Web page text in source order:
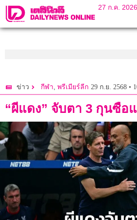
27 ก.ค. 2026
ข่าว กีฬา, พรีเมียร์ลีก 29 ก.ย. 2568 •
“ผีแดง” จับตา 3 กุนซือ